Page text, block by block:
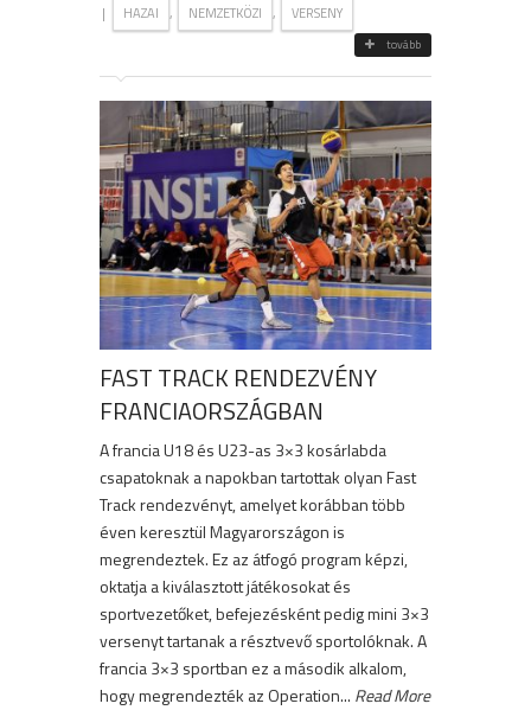
| HAZAI , NEMZETKÖZI , VERSENY
tovább
FAST TRACK RENDEZVÉNY
FRANCIAORSZÁGBAN
A francia U18 és U23-as 3×3 kosárlabda
csapatoknak a napokban tartottak olyan Fast
Track rendezvényt, amelyet korábban több
éven keresztül Magyarországon is
megrendeztek. Ez az átfogó program képzi,
oktatja a kiválasztott játékosokat és
sportvezetőket, befejezésként pedig mini 3×3
versenyt tartanak a résztvevő sportolóknak. A
francia 3×3 sportban ez a második alkalom,
hogy megrendezték az Operation... Read More